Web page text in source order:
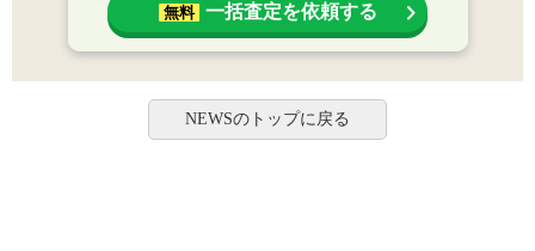
無料 一括査定を依頼する
NEWSのトップに戻る